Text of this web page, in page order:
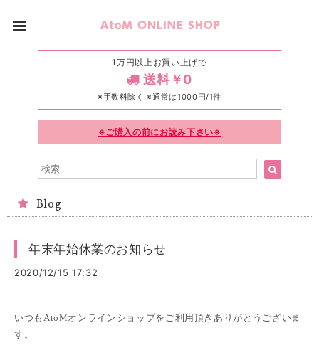
1万円以上お買い上げで
送料￥0
※手数料除く ※通常は1000円/1件
※ご購入の前にお読み下さい※
Blog
年末年始休業のお知らせ
2020/12/15 17:32
いつもAtoMオンラインショップをご利用頂きありがとうございま
す。